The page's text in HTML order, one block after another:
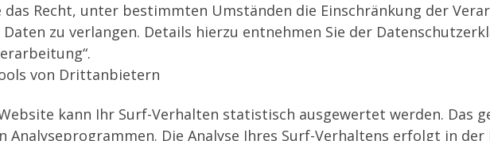
das Recht, unter bestimmten Umständen die Einschränkung der
zu verlangen. Details hierzu entnehmen Sie der
von Drittanbietern
kann Ihr Surf-Verhalten statistisch ausgewertet werden. Das
Analyseprogrammen. Die Analyse Ihres Surf-Verhaltens erfolgt in der